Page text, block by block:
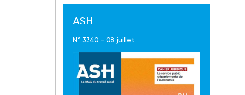
ASH
N° 3340 - 08 juillet